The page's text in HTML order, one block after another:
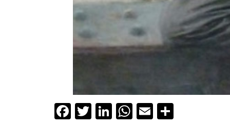
Facebook
Twitter
LinkedIn
WhatsApp
Email